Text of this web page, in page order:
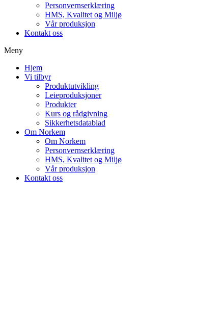
Personvernserklæring
HMS, Kvalitet og Miljø
Vår produksjon
Kontakt oss
Meny
Hjem
Vi tilbyr
Produktutvikling
Leieproduksjoner
Produkter
Kurs og rådgivning
Sikkerhetsdatablad
Om Norkem
Om Norkem
Personvernserklæring
HMS, Kvalitet og Miljø
Vår produksjon
Kontakt oss